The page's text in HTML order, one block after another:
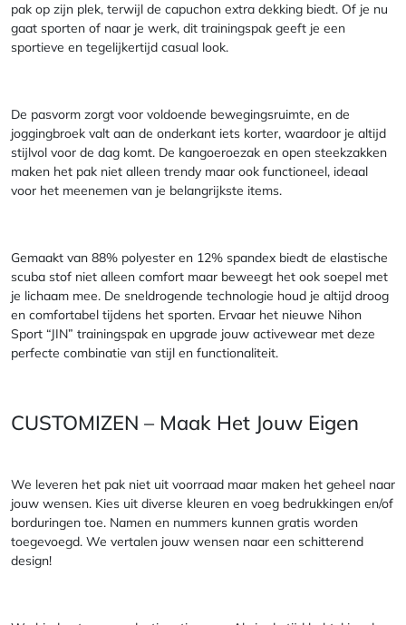
pak op zijn plek, terwijl de capuchon extra dekking biedt. Of je nu
gaat sporten of naar je werk, dit trainingspak geeft je een
sportieve en tegelijkertijd casual look.
De pasvorm zorgt voor voldoende bewegingsruimte, en de
joggingbroek valt aan de onderkant iets korter, waardoor je altijd
stijlvol voor de dag komt. De kangoeroezak en open steekzakken
maken het pak niet alleen trendy maar ook functioneel, ideaal
voor het meenemen van je belangrijkste items.
Gemaakt van 88% polyester en 12% spandex biedt de elastische
scuba stof niet alleen comfort maar beweegt het ook soepel met
je lichaam mee. De sneldrogende technologie houd je altijd droog
en comfortabel tijdens het sporten. Ervaar het nieuwe Nihon
Sport “JIN” trainingspak en upgrade jouw activewear met deze
perfecte combinatie van stijl en functionaliteit.
CUSTOMIZEN – Maak Het Jouw Eigen
We leveren het pak niet uit voorraad maar maken het geheel naar
jouw wensen. Kies uit diverse kleuren en voeg bedrukkingen en/of
borduringen toe. Namen en nummers kunnen gratis worden
toegevoegd. We vertalen jouw wensen naar een schitterend
design!